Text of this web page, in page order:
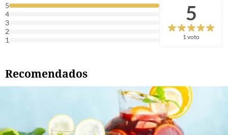
5
4
3
2
1
5
1 voto
Recomendados